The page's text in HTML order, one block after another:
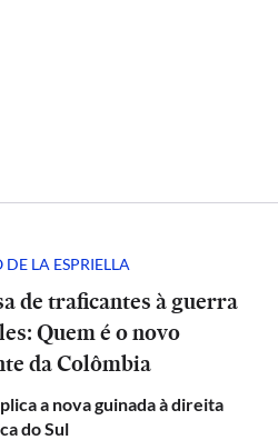
LA ESPRIELLA
de traficantes à guerra
Quem é o novo
da Colômbia
a nova guinada à direita
do Sul